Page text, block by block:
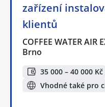
zařízení
klientů
COFFEE WATER AIR
Brno
35 000 – 40 000 Kč
Vhodné také pro